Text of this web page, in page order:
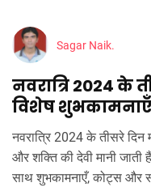
Sagar Naik.
नवरात्रि 2024 के
विशेष
नवरात्रि 2024 के तीसरे दिन
और शक्ति की देवी मानी
साथ शुभकामनाएँ, कोट्स और